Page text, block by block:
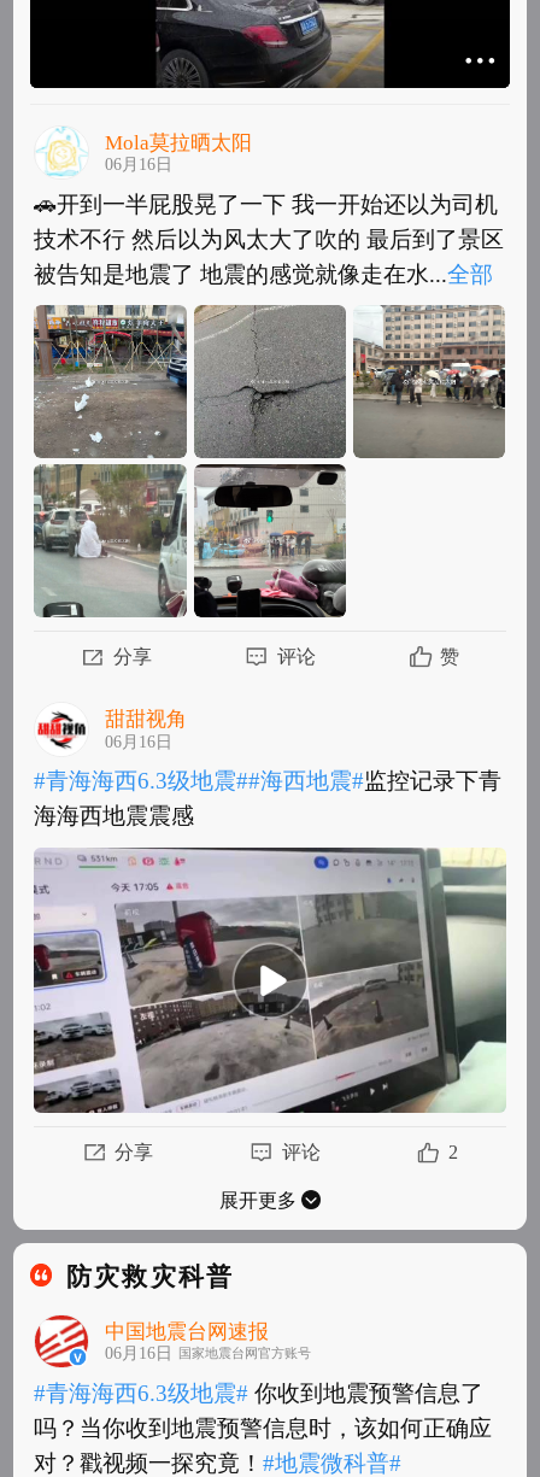
Mola莫拉晒太阳
06月16日
🚗开到一半屁股晃了一下 我一开始还以为司机
技术不行 然后以为风太大了吹的 最后到了景区
被告知是地震了 地震的感觉就像走在水...全部
🚗开到一半屁股晃了一下 我一开始还以为司机
技术不行 然后以为风太大了吹的 最后到了景区
被告知是地震了 地震的感觉就像走在水床...全
部
分享 评论 赞
甜甜视角
06月16日
#青海海西6.3级地震##海西地震#监控记录下青
海海西地震震感 ​
#青海海西6.3级地震##海西地震#监控记录下青
分享 评论 2
展开更多
防灾救灾科普
中国地震台网速报
06月16日 国家地震台网官方账号
#青海海西6.3级地震# 你收到地震预警信息了
吗？当你收到地震预警信息时，该如何正确应
对？戳视频一探究竟！#地震微科普#